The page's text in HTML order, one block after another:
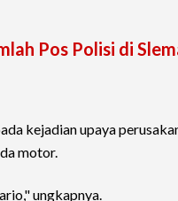
Pos Polisi di
kejadian upaya
motor.
ungkapnya.